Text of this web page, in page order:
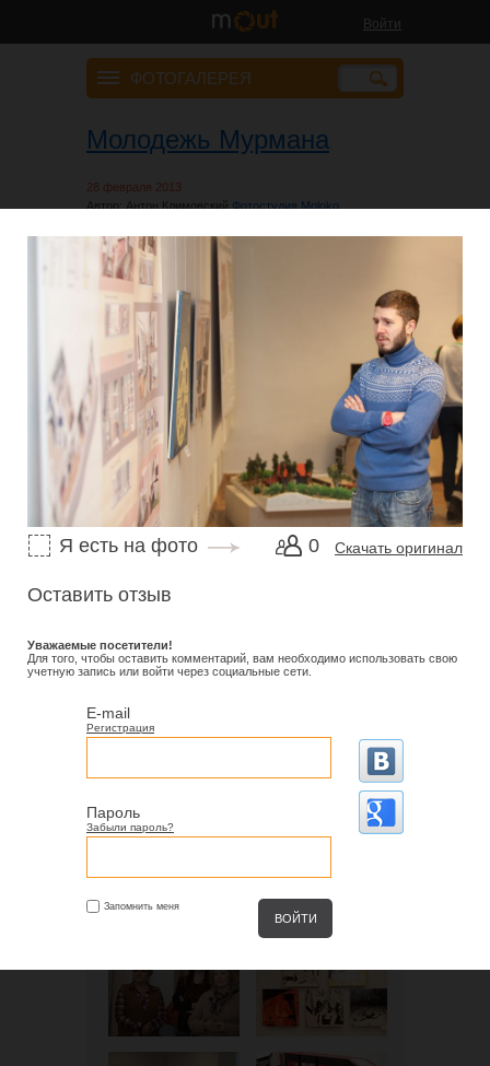
Войти
ФОТОГАЛЕРЕЯ
Молодежь Мурмана
28 февраля 2013
Автор: Антон Климовский Фотостудия Moloko
Скачать оригинал
0
Я есть на фото
Оставить отзыв
Уважаемые посетители!
Для того, чтобы оставить комментарий, вам необходимо использовать свою
учетную запись или войти через социальные сети.
E-mail
Регистрация
Пароль
Забыли пароль?
Запомнить меня